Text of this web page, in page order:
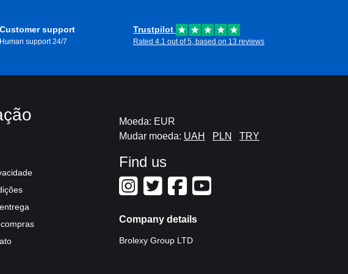
Pass Core?
é ideal para aqueles que desejam uma amostra de tudo o
Customer support
Human support 24/7
Trustpilot
Rated 4.1 out of 5, based on 13 reviews
Moeda: EUR
Mudar moeda: UAH PLN TRY
Find us
Company details
Brolexy Group LTD